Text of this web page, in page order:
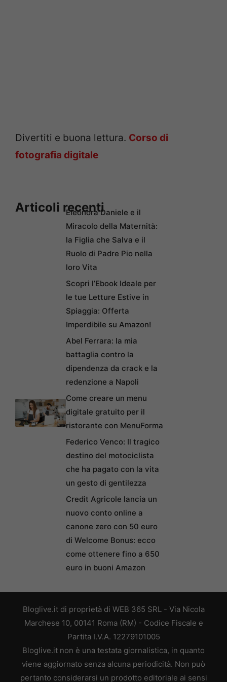
Divertiti e buona lettura. Corso di
fotografia digitale
Articoli recentiEleonora Daniele e il
Miracolo della Maternità:
la Figlia che Salva e il
Ruolo di Padre Pio nella
loro Vita
Scopri l’Ebook Ideale per
le tue Letture Estive in
Spiaggia: Offerta
Imperdibile su Amazon!
Abel Ferrara: la mia
battaglia contro la
dipendenza da crack e la
redenzione a Napoli
Come creare un menu
digitale gratuito per il
ristorante con MenuForma
Federico Venco: Il tragico
destino del motociclista
che ha pagato con la vita
un gesto di gentilezza
Credit Agricole lancia un
nuovo conto online a
canone zero con 50 euro
di Welcome Bonus: ecco
come ottenere fino a 650
euro in buoni Amazon
Bloglive.it di proprietà di WEB 365 SRL - Via Nicola
Marchese 10, 00141 Roma (RM) - Codice Fiscale e
Partita I.V.A. 12279101005
Bloglive.it non è una testata giornalistica, in quanto
viene aggiornato senza alcuna periodicità. Non può
pertanto considerarsi un prodotto editoriale ai sensi